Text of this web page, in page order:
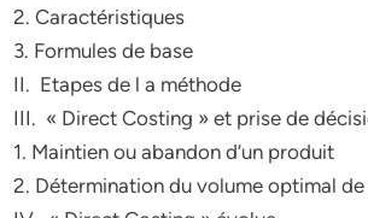
2. Caractéristiques
3. Formules de base
II. Etapes de l a méthode
III. « Direct Costing » et prise de
1. Maintien ou abandon d’un produit
2. Détermination du volume optimal